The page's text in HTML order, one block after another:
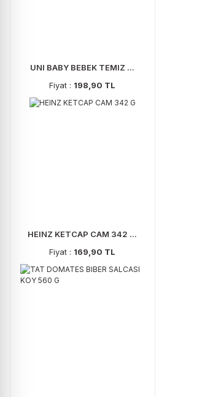
UNI BABY BEBEK TEMIZ ...
Fiyat : 198,90 TL
HEINZ KETCAP CAM 342 ...
Fiyat : 169,90 TL